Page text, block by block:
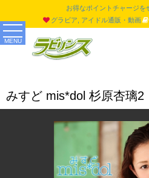
MENU
お得なポイントチャージを
グラビア, アイドル通販・動画
みすど mis*dol 杉原杏璃